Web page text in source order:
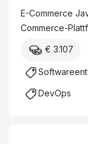
E-Commerce
Commerce-
€ 3.107
DevOps